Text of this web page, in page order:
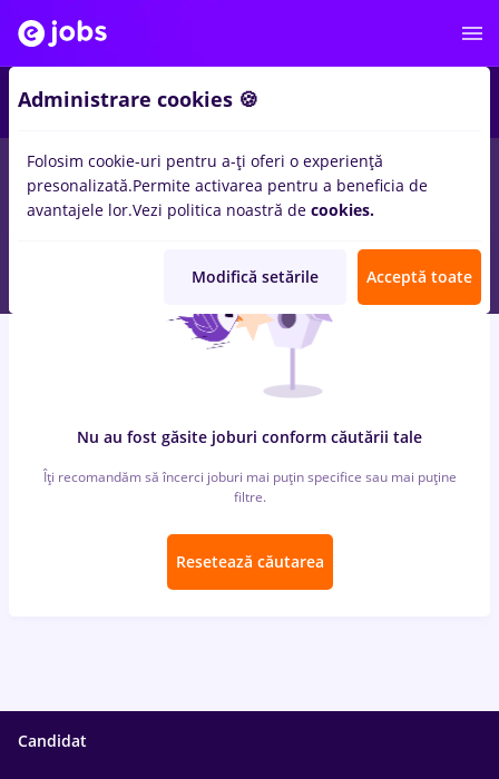
locuri de muncacu salarii supervisor, Full timein
pentruFara experientainTransport / Distributie
Nu au fost găsite joburi conform căutării tale
Îți recomandăm să încerci joburi mai puțin specifice sau mai puține
filtre.
Resetează căutarea
Candidat
Administrare cookies 🍪
Folosim cookie-uri pentru a-ți oferi o experiență
presonalizată.Permite activarea pentru a beneficia de
avantajele lor.Vezi politica noastră de cookies.
Modifică setările Acceptă toate